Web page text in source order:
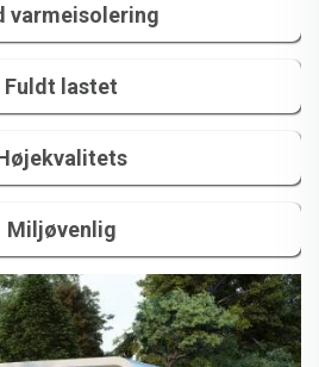
varmeisolering
Fuldt lastet
Miljøvenlig